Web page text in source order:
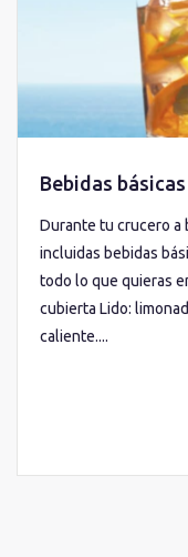
Bebidas
Durante tu crucero a
incluidas bebidas
todo lo que quieras
cubierta Lido:
caliente....